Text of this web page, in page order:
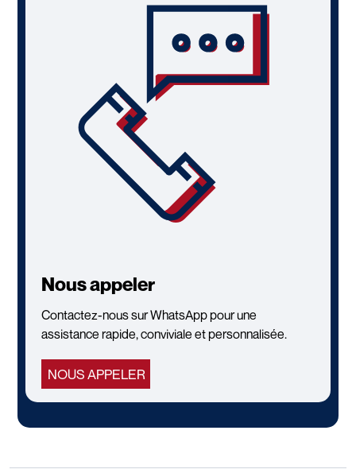
Nous appeler
Contactez-nous sur WhatsApp pour une
assistance rapide, conviviale et personnalisée.
NOUS APPELER